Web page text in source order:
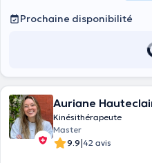
Prochaine disponibilité
Auriane
Kinésithérapeute
Master
9.9|42 avis